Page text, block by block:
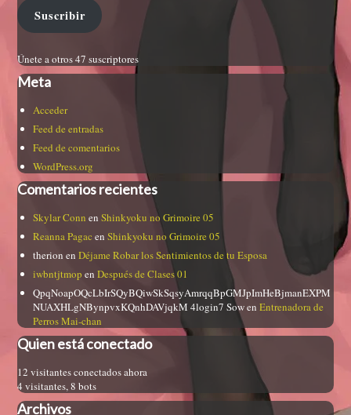
Suscribir
Únete a otros 47 suscriptores
Meta
Acceder
Feed de entradas
Feed de comentarios
WordPress.org
Comentarios recientes
Skylar Conn enShinkyoku no Grimoire 05
Reanna Pagac enShinkyoku no Grimoire 05
therion enDéjame Robar los Sentimientos de tu Esposa
iwbntjtmop enDespués de Clases 01
QpqNoapOQcLbIrSQyBQiwSkSqsyAmrqqBpGMJpImHeBjmanEXPM
NUAXHLgNBynpvxKQnhDAVjqkM 4login7 SowenEntrenadora de
Perros Mai-chan
Quien está conectado
12 visitantes conectados ahora
4 visitantes, 8 bots
Archivos